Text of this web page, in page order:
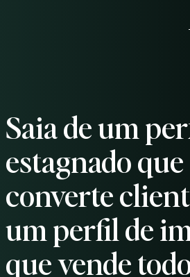
Saia de um
estagnado
converte
um perfil de
que vende